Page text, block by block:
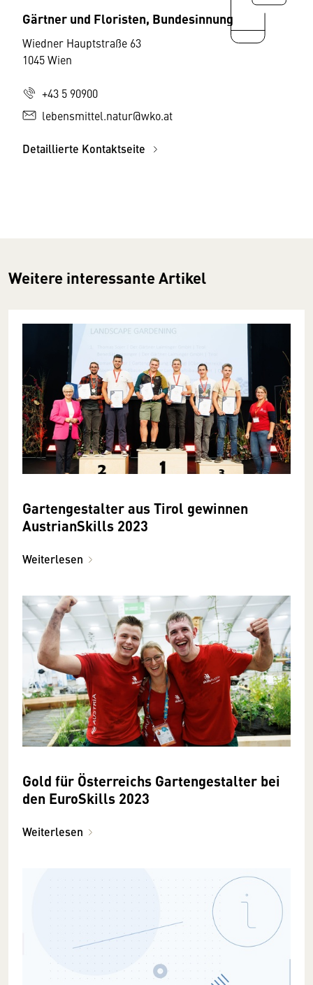
Gärtner und Floristen, Bundesinnung
Wiedner Hauptstraße 63
1045 Wien
+43 5 90900
lebensmittel.natur@wko.at
Detaillierte Kontaktseite
Weitere interessante Artikel
Gartengestalter aus Tirol gewinnen
AustrianSkills 2023
Weiterlesen
Gold für Österreichs Gartengestalter bei
den EuroSkills 2023
Weiterlesen